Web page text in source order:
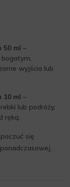
50 ml –
wyjścia lub
10 ml –
lub podróży,
ręką.
się